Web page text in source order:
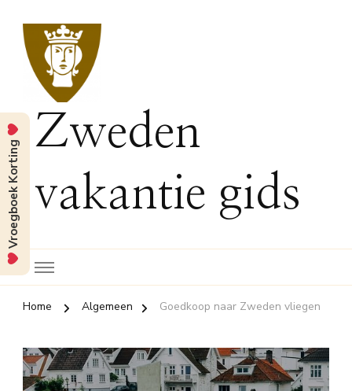
Zweden
vakantie gids
Home Algemeen Goedkoop naar Zweden vliegen
Vroegboek Korting